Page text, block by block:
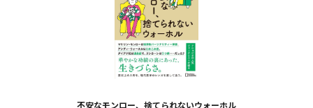
不安なモンロー、捨てられないウォーホル